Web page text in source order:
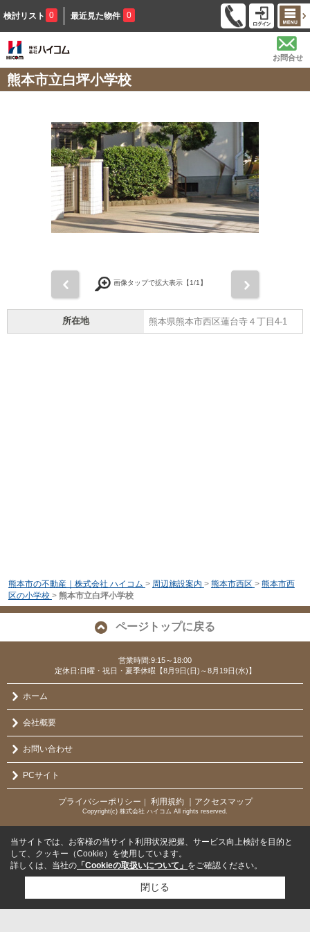
検討リスト 0 最近見た物件 0
お問合せ
熊本市立白坪小学校
画像タップで拡大表示【1/1】
所在地 熊本県熊本市西区蓮台寺４丁目4-1
熊本市の不動産｜株式会社 ハイコム > 周辺施設案内 > 熊本市西区 > 熊本市西
区の小学校 > 熊本市立白坪小学校
ページトップに戻る
営業時間:9:15～18:00
定休日:日曜・祝日・夏季休暇【8月9日(日)～8月19日(水)】
ホーム
会社概要
お問い合わせ
PCサイト
プライバシーポリシー ｜ 利用規約 ｜アクセスマップ
Copyright(c) 株式会社 ハイコム All rights reserved.
当サイトでは、お客様の当サイト利用状況把握、サービス向上検討を目的と
して、クッキー（Cookie）を使用しています。
詳しくは、当社の 「Cookieの取扱いについて」 をご確認ください。
閉じる